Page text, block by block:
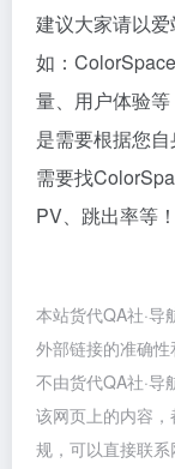
建议大家请以
如：
量、用户体验
是需要根据您
需要找
PV、跳出率等！
本站货代QA社·
外部链接的准确性
不由货代QA社·导
该网页上的内容
规，可以直接联